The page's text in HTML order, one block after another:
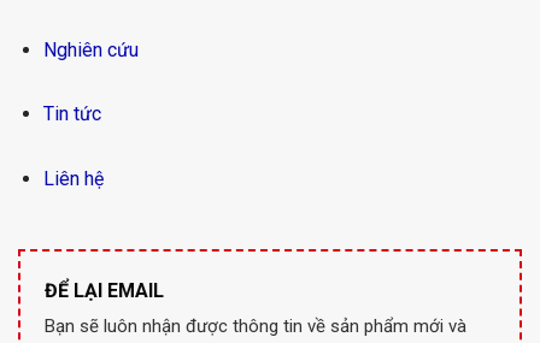
Nghiên cứu
Tin tức
Liên hệ
ĐỂ LẠI EMAIL
Bạn sẽ luôn nhận được thông tin về sản phẩm mới và